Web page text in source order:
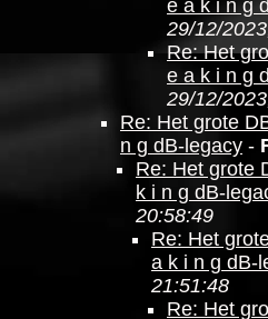
e a k i n g
29/12/
Re: Het
e a k i n g
29/12/
Re: Het grote
n g dB-legacy -
Re: Het grote
k i n g dB-
20:58:49
Re: Het
a k i n g dB-
21:51:48
Re: Het